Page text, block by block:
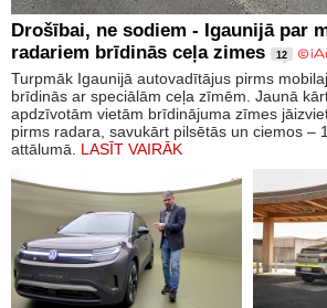
Drošībai, ne sodiem - Igaunijā par
radariem brīdinās ceļa zimes
12
Turpmāk Igaunijā autovadītājus pirms
brīdinās ar speciālām ceļa zīmēm. Jaunā
apdzīvotām vietām brīdinājuma zīmes
pirms radara, savukārt pilsētās un ciemos –
attālumā. LASĪT VAIRĀK